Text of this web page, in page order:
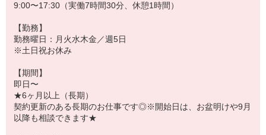
9:00〜17:30（実働7時間30分、休憩1時間）
【勤務】
勤務曜日：月火水木金／週5日
※土日祝お休み
【期間】
即日〜
★6ヶ月以上（長期）
契約更新のある長期のお仕事です◎※開始日は、お盆明けや9月
以降も相談できます★